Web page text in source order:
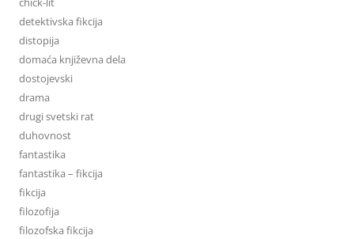
detektivska fikcija
distopija
domaća književna dela
dostojevski
drama
drugi svetski rat
duhovnost
fantastika
fantastika – fikcija
fikcija
filozofija
filozofska fikcija